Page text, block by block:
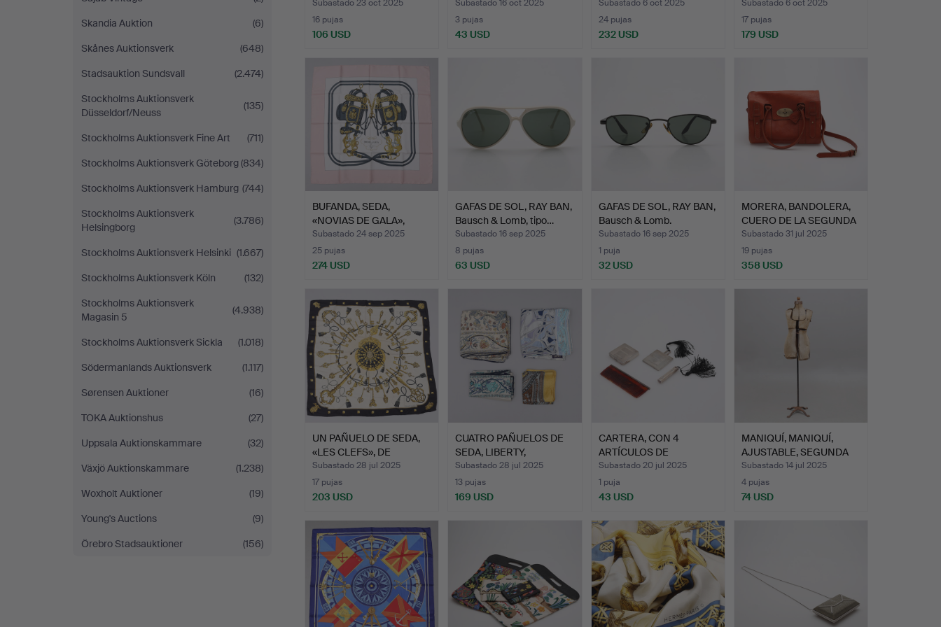
Skandia Auktion
(6)
Skånes Auktionsverk
(648)
Stadsauktion Sundsvall
(2.474)
Stockholms Auktionsverk
Düsseldorf/Neuss
(135)
Stockholms Auktionsverk Fine Art
(711)
Stockholms Auktionsverk Göteborg(834)
Stockholms Auktionsverk Hamburg (744)
Stockholms Auktionsverk
Helsingborg
(3.786)
Stockholms Auktionsverk Helsinki (1.667)
Stockholms Auktionsverk Köln
(132)
Stockholms Auktionsverk
Magasin 5
(4.938)
Stockholms Auktionsverk Sickla
(1.018)
Södermanlands Auktionsverk
(1.117)
Sørensen Auktioner
(16)
TOKA Auktionshus
(27)
Uppsala Auktionskammare
(32)
Växjö Auktionskammare
(1.238)
Woxholt Auktioner
(19)
Young's Auctions
(9)
Örebro Stadsauktioner
(156)
Subastado 23 oct 2025
16 pujas
106 USD
Subastado 16 oct 2025
3 pujas
43 USD
Subastado 6 oct 2025
24 pujas
232 USD
Subastado 6 oct 2025
17 pujas
179 USD
BUFANDA, SEDA,
«NOVIAS DE GALA»,
HERMES.
Subastado 24 sep 2025
25 pujas
274 USD
GAFAS DE SOL, RAY BAN,
Bausch & Lomb, tipo…
Subastado 16 sep 2025
8 pujas
63 USD
GAFAS DE SOL, RAY BAN,
Bausch & Lomb.
Subastado 16 sep 2025
1 puja
32 USD
MORERA, BANDOLERA,
CUERO DE LA SEGUNDA
MIT…
Subastado 31 jul 2025
19 pujas
358 USD
UN PAÑUELO DE SEDA,
«LES CLEFS», DE
HERMÈS…
Subastado 28 jul 2025
17 pujas
203 USD
CUATRO PAÑUELOS DE
SEDA, LIBERTY,
LONDRES.
Subastado 28 jul 2025
13 pujas
169 USD
CARTERA, CON 4
ARTÍCULOS DE
TOCADOR EN PLA…
Subastado 20 jul 2025
1 puja
43 USD
MANIQUÍ, MANIQUÍ,
AJUSTABLE, SEGUNDA
MITAD…
Subastado 14 jul 2025
4 pujas
74 USD